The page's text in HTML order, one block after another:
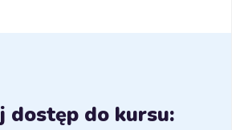
dostęp do kursu: